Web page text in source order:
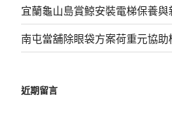
宜蘭龜山島賞鯨安裝電梯保養
南屯當舖除眼袋方案荷重元協
近期留言